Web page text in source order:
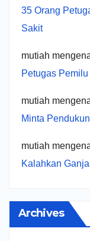
35 Orang
Sakit
mutiah
Petugas
mutiah
Minta
mutiah
Kalahkan
Archives